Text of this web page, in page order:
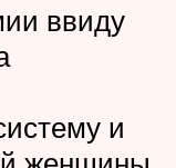
ввиду
и